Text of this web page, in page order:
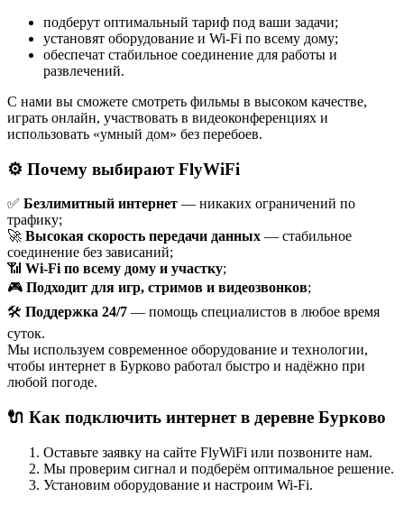
подберут оптимальный тариф под ваши задачи;
установят оборудование и Wi-Fi по всему дому;
обеспечат стабильное соединение для работы и
развлечений.
С нами вы сможете смотреть фильмы в высоком качестве,
играть онлайн, участвовать в видеоконференциях и
использовать «умный дом» без перебоев.
⚙️ Почему выбирают FlyWiFi
✅ Безлимитный интернет — никаких ограничений по
трафику;
🚀 Высокая скорость передачи данных — стабильное
соединение без зависаний;
📶 Wi-Fi по всему дому и участку;
🎮 Подходит для игр, стримов и видеозвонков;
🛠 Поддержка 24/7 — помощь специалистов в любое время
суток.
Мы используем современное оборудование и технологии,
чтобы интернет в Бурково работал быстро и надёжно при
любой погоде.
🔌 Как подключить интернет в деревне Бурково
Оставьте заявку на сайте FlyWiFi или позвоните нам.
Мы проверим сигнал и подберём оптимальное решение.
Установим оборудование и настроим Wi-Fi.